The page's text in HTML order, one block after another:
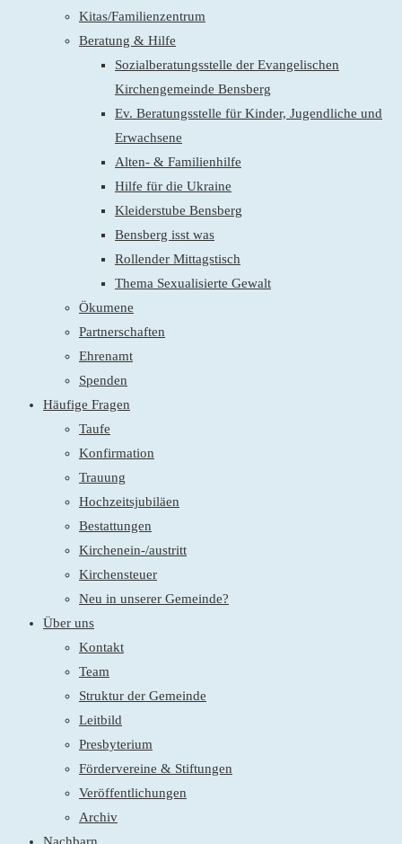
Kitas/Familienzentrum
Beratung & Hilfe
Sozialberatungsstelle der Evangelischen
Kirchengemeinde Bensberg
Ev. Beratungsstelle für Kinder, Jugendliche und
Erwachsene
Alten- & Familienhilfe
Hilfe für die Ukraine
Kleiderstube Bensberg
Bensberg isst was
Rollender Mittagstisch
Thema Sexualisierte Gewalt
Ökumene
Partnerschaften
Ehrenamt
Spenden
Häufige Fragen
Taufe
Konfirmation
Trauung
Hochzeitsjubiläen
Bestattungen
Kirchenein-/austritt
Kirchensteuer
Neu in unserer Gemeinde?
Über uns
Kontakt
Team
Struktur der Gemeinde
Leitbild
Presbyterium
Fördervereine & Stiftungen
Veröffentlichungen
Archiv